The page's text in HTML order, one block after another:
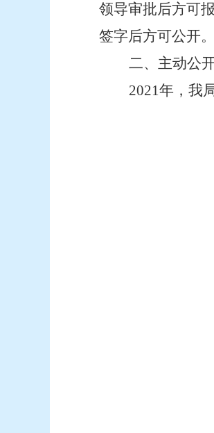
领导审批后方可
签字后方可公开。
二、主动公
2021年，我